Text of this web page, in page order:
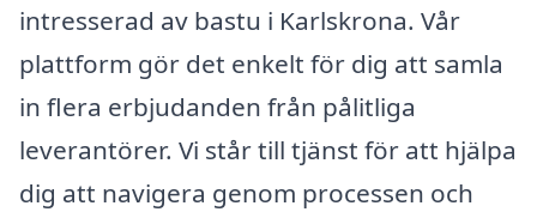
intresserad av bastu i Karlskrona. Vår
plattform gör det enkelt för dig att samla
in flera erbjudanden från pålitliga
leverantörer. Vi står till tjänst för att hjälpa
dig att navigera genom processen och